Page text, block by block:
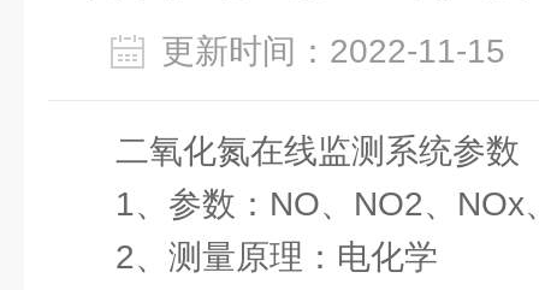
更新时间：2022-11-
二氧化氮在线监测系统参数
1、参数：NO、NO2、NOx
2、测量原理：电化学